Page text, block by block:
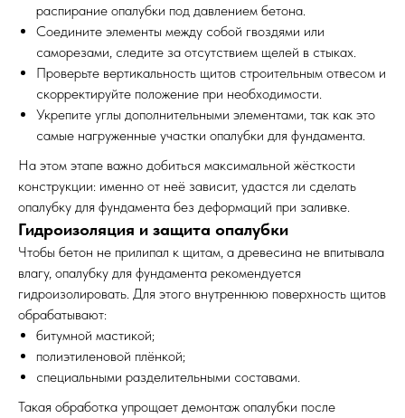
распирание опалубки под давлением бетона.
Соедините элементы между собой гвоздями или
саморезами, следите за отсутствием щелей в стыках.
Проверьте вертикальность щитов строительным отвесом и
скорректируйте положение при необходимости.
Укрепите углы дополнительными элементами, так как это
самые нагруженные участки опалубки для фундамента.
На этом этапе важно добиться максимальной жёсткости
конструкции: именно от неё зависит, удастся ли сделать
опалубку для фундамента без деформаций при заливке.
Гидроизоляция и защита опалубки
Чтобы бетон не прилипал к щитам, а древесина не впитывала
влагу, опалубку для фундамента рекомендуется
гидроизолировать. Для этого внутреннюю поверхность щитов
обрабатывают:
битумной мастикой;
полиэтиленовой плёнкой;
специальными разделительными составами.
Такая обработка упрощает демонтаж опалубки после